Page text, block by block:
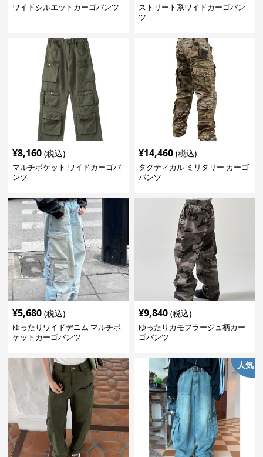
ワイドシルエットカーゴパンツ
ストリート系ワイドカーゴパン
ツ
¥8,160 (税込)
マルチポケット ワイドカーゴパ
ンツ
¥14,460 (税込)
タクティカル ミリタリー カーゴ
パンツ
¥5,680 (税込)
ゆったりワイドデニム マルチポ
ケットカーゴパンツ
¥9,840 (税込)
ゆったりカモフラージュ柄カー
ゴパンツ
人気